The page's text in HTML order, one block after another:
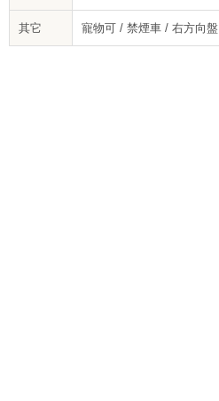
其它 寵物可 / 禁煙車 / 右方向盤